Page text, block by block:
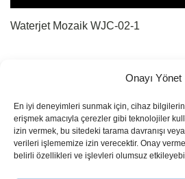
Onayı Yönet
En iyi deneyimleri sunmak için, cihaz
erişmek amacıyla çerezler gibi teknolojiler
izin vermek, bu sitedeki tarama davranışı
verileri işlememize izin verecektir. Onay
belirli özellikleri ve işlevleri olumsuz
Waterjet Mozaik WJC-02-1